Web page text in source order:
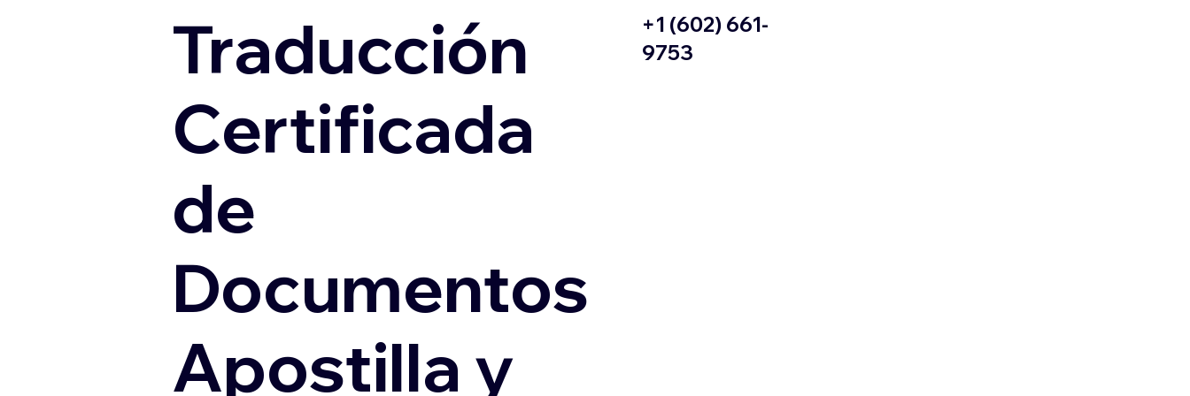
Traducción
Certificada
de
Documentos
Apostilla y
+1 (602) 661-
9753